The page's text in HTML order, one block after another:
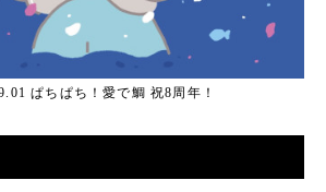
ぱちぱち！愛で鯛 祝8周年！